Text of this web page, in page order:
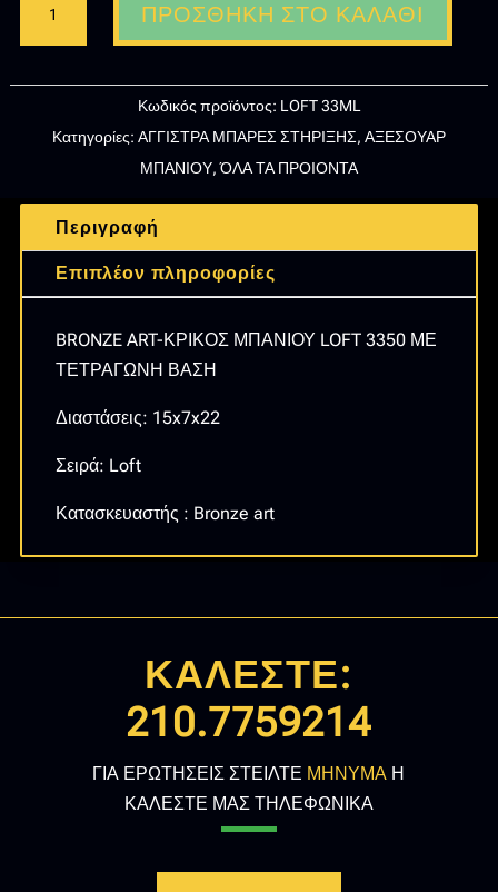
ΜΠΑΝΙΟΥ
3350
ΤΕΤΡΑΓΩΝΗ
ΒΑΣΗ
ποσότητα
ΠΡΟΣΘΉΚΗ ΣΤΟ ΚΑΛΆΘΙ
Κωδικός προϊόντος: LOFT 33ML
Κατηγορίες: ΑΓΓΙΣΤΡΑ ΜΠΑΡΕΣ ΣΤΗΡΙΞΗΣ, ΑΞΕΣΟΥΑΡ
ΜΠΑΝΙΟΥ,ΌΛΑ ΤΑ ΠΡΟΙΟΝΤΑ
Περιγραφή
Επιπλέον πληροφορίες
BRONZE ART-ΚΡΙΚΟΣ ΜΠΑΝΙΟΥ LOFT 3350 ΜΕ
ΤΕΤΡΑΓΩΝΗ ΒΑΣΗ
Διαστάσεις: 15x7x22
Σειρά: Loft
Κατασκευαστής : Bronze art
ΚΑΛΕΣΤΕ:
210.7759214
ΓΙΑ ΕΡΩΤΗΣΕΙΣ ΣΤΕΙΛΤΕ ΜΗΝΥΜΑ Η
ΚΑΛΕΣΤΕ ΜΑΣ ΤΗΛΕΦΩΝΙΚΑ